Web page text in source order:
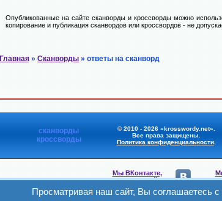
Опубликованные на сайте сканворды и кроссворды можно
копирование и публикация сканвордов или кроссвордов - не
Главная » Сканворды » ответы на сканворд
сканворды
кроссворды
© 2010 - 2026 «krosswordy.net».
Все права защищены.
Политика конфиденциальности.
Мы ВКонтакте,
присоединяйтесь
Мы в Viber,
Просматривая наш сайт, Вы соглашаетесь с